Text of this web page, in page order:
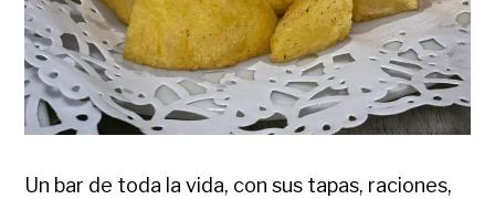
Un bar de toda la vida, con sus tapas, raciones,